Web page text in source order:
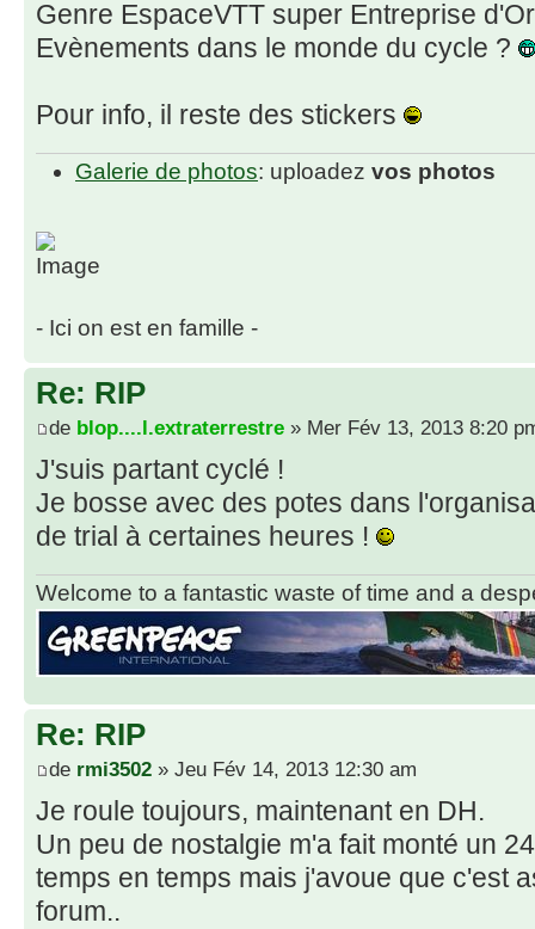
Genre EspaceVTT super Entreprise
Evènements dans le monde du cycle ?
Pour info, il reste des stickers
Galerie de photos: uploadez vos photos
- Ici on est en famille -
Re: RIP
de blop....l.extraterrestre » Mer Fév 13, 2013 8:20
J'suis partant cyclé !
Je bosse avec des potes dans
de trial à certaines heures !
Welcome to a fantastic waste of time and a
Re: RIP
de rmi3502 » Jeu Fév 14, 2013 12:30 am
Je roule toujours, maintenant en DH.
Un peu de nostalgie m'a fait monté un
temps en temps mais j'avoue que c'est
forum..